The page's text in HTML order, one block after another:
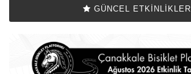
GÜNCEL ETKINLIKLER